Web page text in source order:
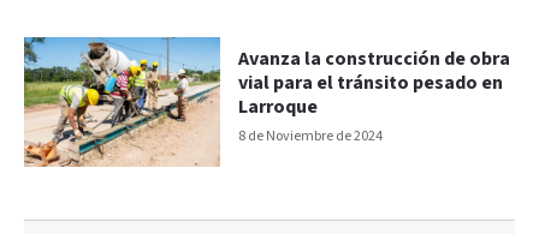
8 de Noviembre de 2024
Avanza la construcción de obra
vial para el tránsito pesado en
Larroque